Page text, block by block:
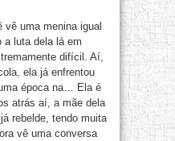
vê uma menina igual
a luta dela lá em
difícil. Aí,
ela já enfrentou
época na… Ela é
atrás aí, a mãe dela
rebelde, tendo muita
vê uma conversa